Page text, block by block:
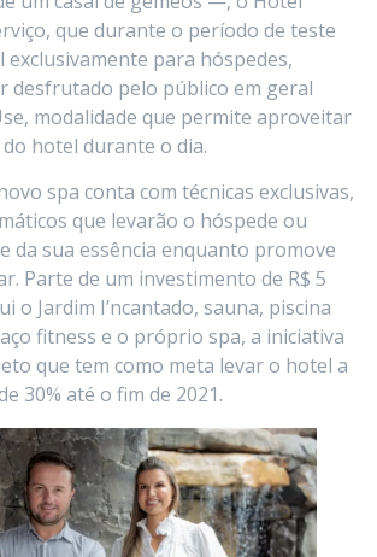
que durante o período de teste
exclusivamente para hóspedes,
desfrutado pelo público em geral
modalidade que permite aproveitar
hotel durante o dia.
spa conta com técnicas exclusivas,
que levarão o hóspede ou
da sua essência enquanto promove
Parte de um investimento de R$ 5
o Jardim I’ncantado, sauna, piscina
fitness e o próprio spa, a iniciativa
que tem como meta levar o hotel a
30% até o fim de 2021.